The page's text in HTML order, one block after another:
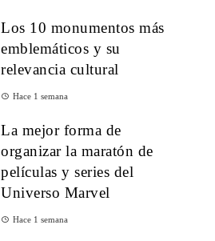
Los 10 monumentos más
emblemáticos y su
relevancia cultural
Hace 1 semana
La mejor forma de
organizar la maratón de
películas y series del
Universo Marvel
Hace 1 semana